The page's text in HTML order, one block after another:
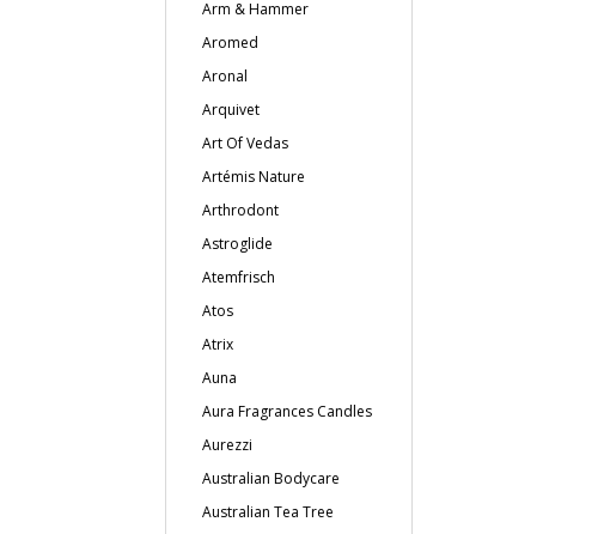
Arm & Hammer
Aromed
Aronal
Arquivet
Art Of Vedas
Artémis Nature
Arthrodont
Astroglide
Atemfrisch
Atos
Atrix
Auna
Aura Fragrances Candles
Aurezzi
Australian Bodycare
Australian Tea Tree